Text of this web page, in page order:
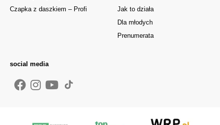
Jak to działa
Dla młodych
Prenumerata
Czapka z daszkiem – Profi
social media